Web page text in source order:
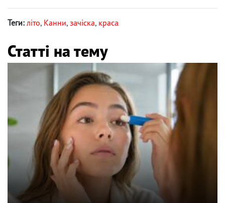
Теги: літо, Канни, зачіска, краса
Статті на тему